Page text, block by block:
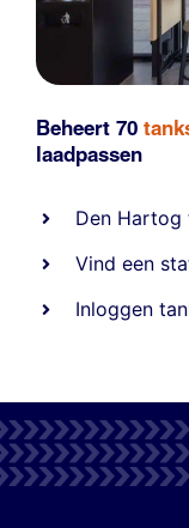
Beheert 70
laadpassen
Den Hartog
Vind een
Inloggen